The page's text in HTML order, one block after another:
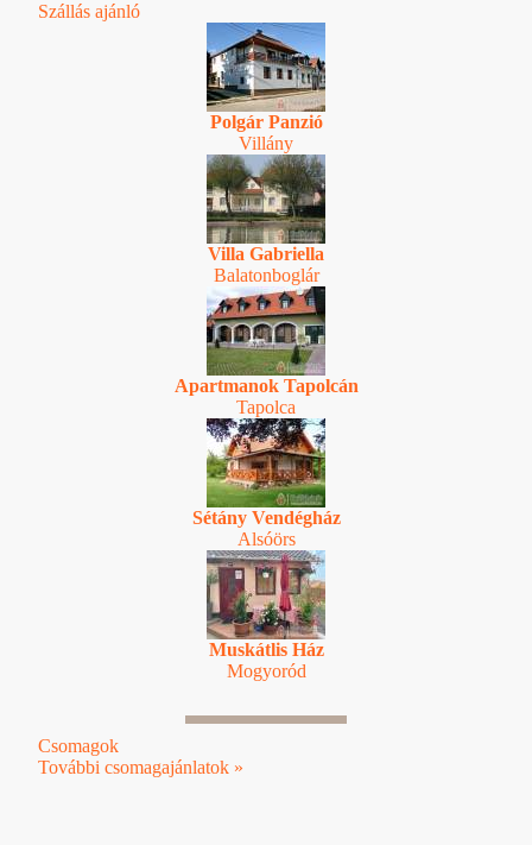
Szállás ajánló
Polgár Panzió
Villány
Villa Gabriella
Balatonboglár
Apartmanok Tapolcán
Tapolca
Sétány Vendégház
Alsóörs
Muskátlis Ház
Mogyoród
Csomagok
További csomagajánlatok »